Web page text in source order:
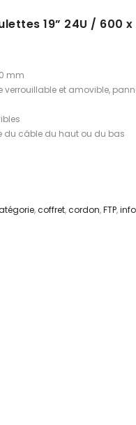
19” 24U / 600
mm
verrouillable et amovible,
du câble du haut ou du bas
,coffret,cordon,FTP,